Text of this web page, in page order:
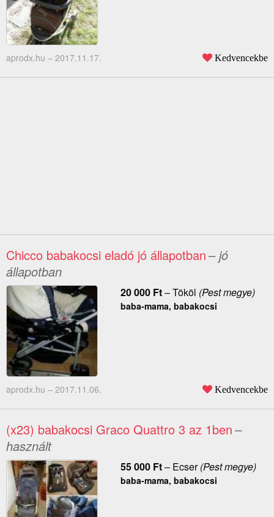
aprodx.hu – 2017.11.17. Kedvencekbe
Chicco babakocsi eladó jó állapotban– jó
állapotban
20 000 Ft–Tököl (Pest megye)
baba-mama, babakocsi
aprodx.hu – 2017.11.06. Kedvencekbe
(x23) babakocsi Graco Quattro 3 az 1ben–
használt
55 000 Ft– Ecser(Pest megye)
baba-mama, babakocsi